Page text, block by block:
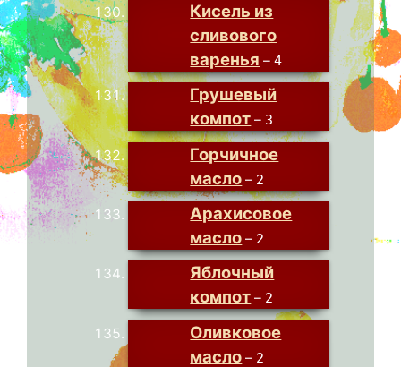
Кисель из
сливового
варенья –4
Грушевый
компот – 3
Горчичное
масло – 2
Арахисовое
масло – 2
Яблочный
компот – 2
Оливковое
масло – 2